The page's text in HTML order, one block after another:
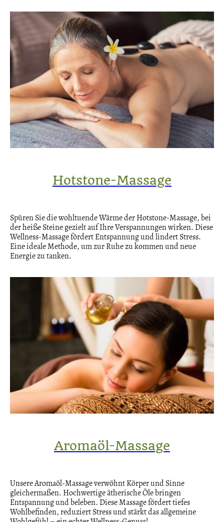
Hotstone-Massage
Spüren Sie die wohltuende Wärme der Hotstone-Massage, bei
der heiße Steine gezielt auf Ihre Verspannungen wirken. Diese
Wellness-Massage fördert Entspannung und lindert Stress.
Eine ideale Methode, um zur Ruhe zu kommen und neue
Energie zu tanken.
Aromaöl-Massage
Unsere Aromaöl-Massage verwöhnt Körper und Sinne
gleichermaßen. Hochwertige ätherische Öle bringen
Entspannung und beleben. Diese Massage fördert tiefes
Wohlbefinden, reduziert Stress und stärkt das allgemeine